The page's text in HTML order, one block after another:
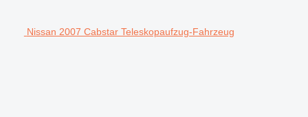
Nissan 2007 Cabstar Teleskopaufzug-Fahrzeug